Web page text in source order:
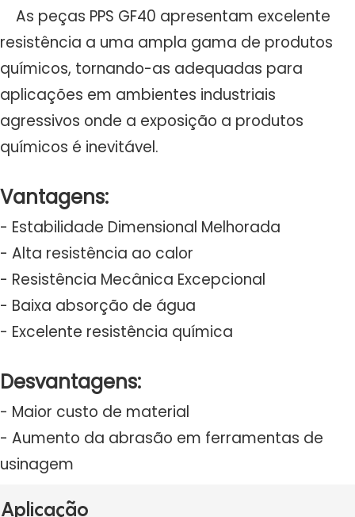
As peças PPS GF40 apresentam excelente
resistência a uma ampla gama de produtos
químicos, tornando-as adequadas para
aplicações em ambientes industriais
agressivos onde a exposição a produtos
químicos é inevitável.
Vantagens:
- Estabilidade Dimensional Melhorada
- Alta resistência ao calor
- Resistência Mecânica Excepcional
- Baixa absorção de água
- Excelente resistência química
Desvantagens:
- Maior custo de material
- Aumento da abrasão em ferramentas de
usinagem
Aplicação